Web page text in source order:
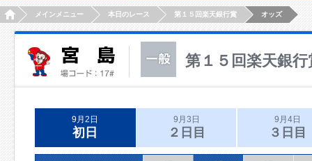
HOMEメインメニュー 本日のレース 第１５回楽天銀行賞 オッズ
第１５回楽天銀行
9月2日
初日
9月3日
２日目
9月4日
３日目